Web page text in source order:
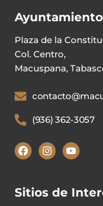
Plaza de la
Col. Centro,
Macuspana,
(936) 362-3057
Sitios de